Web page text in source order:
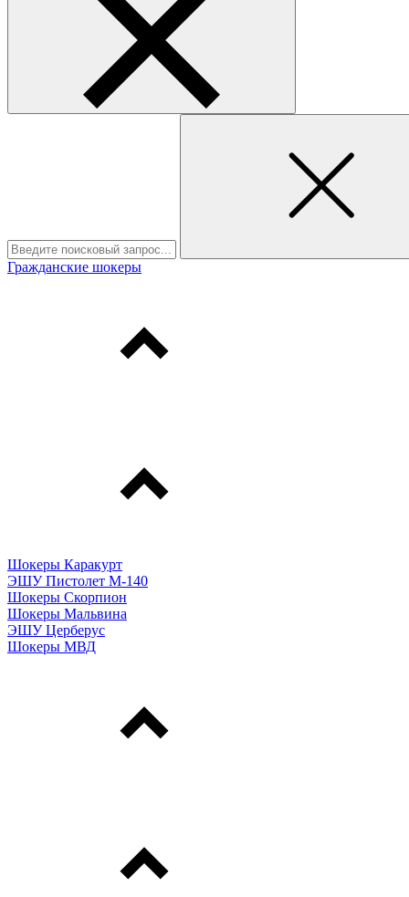
Гражданские шокеры
Шокеры Каракурт
ЭШУ Пистолет М-140
Шокеры Скорпион
Шокеры Мальвина
ЭШУ Церберус
Шокеры МВД